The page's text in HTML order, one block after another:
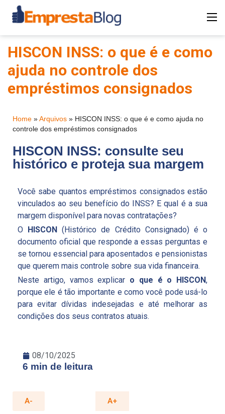
HISCON INSS: o que é e como
ajuda no controle dos
empréstimos consignados
Home » Arquivos » HISCON INSS: o que é e como ajuda no
controle dos empréstimos consignados
HISCON INSS: consulte seu
histórico e proteja sua margem
Você sabe quantos empréstimos consignados estão
vinculados ao seu benefício do INSS? E qual é a sua
margem disponível para novas contratações?
O
HISCON
(Histórico de Crédito Consignado) é o
documento oficial que responde a essas perguntas e
se tornou essencial para aposentados e pensionistas
que querem mais controle sobre sua vida financeira.
Neste artigo, vamos explicar o que é o HISCON,
porque ele é tão importante e como você pode usá-lo
para evitar dívidas indesejadas e até melhorar as
condições dos seus contratos atuais.
08/10/2025
6 min de leitura
A- A+